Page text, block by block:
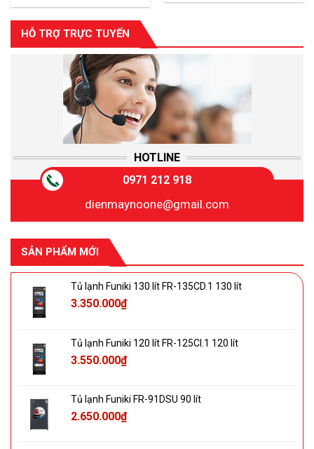
HỖ TRỢ TRỰC TUYẾN
HOTLINE
0971 212 918
dienmaynoone@gmail.com
SẢN PHẨM MỚI
Tủ lạnh Funiki 130 lít FR-135CD.1 130 lít
3.350.000₫
Tủ lạnh Funiki 120 lít FR-125CI.1 120 lít
3.550.000₫
Tủ lạnh Funiki FR-91DSU 90 lít
2.650.000₫